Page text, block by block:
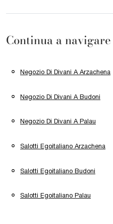
Continua a navigare
Negozio Di Divani A Arzachena
Negozio Di Divani A Budoni
Negozio Di Divani A Palau
Salotti Egoitaliano Arzachena
Salotti Egoitaliano Budoni
Salotti Egoitaliano Palau